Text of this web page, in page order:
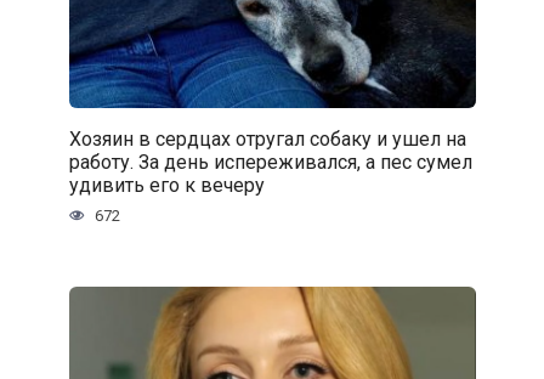
Хозяин в сердцах отругал собаку и ушел на
работу. За день испереживался, а пес сумел
удивить его к вечеру
672